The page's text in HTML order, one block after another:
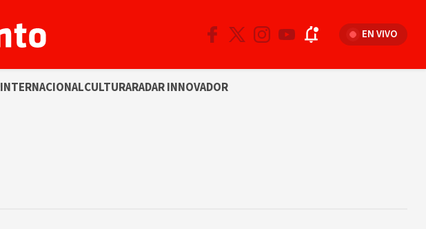
EN VIVO
INTERNACIONALCULTURARADAR INNOVADOR